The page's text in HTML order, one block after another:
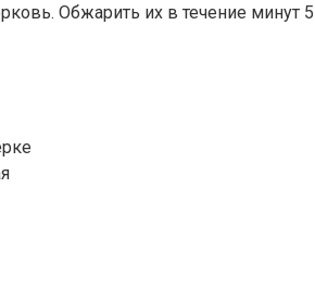
Обжарить их в течение минут